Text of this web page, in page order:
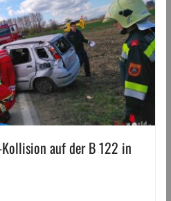
auf der B 122 in